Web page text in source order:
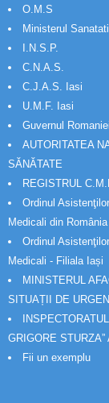
O.M.S
Ministerul
I.N.S.P.
C.N.A.S.
C.J.A.S. Iasi
U.M.F. Iasi
Guvernul Romaniei
AUTORITATEA
SĂNĂTATE
REGISTRUL
Ordinul
Medicali din România
Ordinul
Medicali - Filiala Iași
MINISTERUL
SITUAȚII DE
GRIGORE
Fii un exemplu